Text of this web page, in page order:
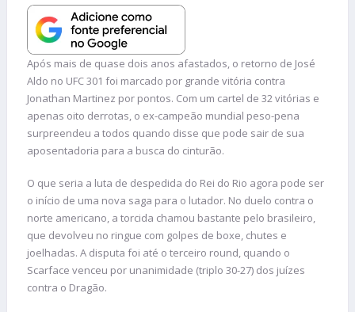
Após mais de quase dois anos afastados, o retorno de José
Aldo no UFC 301 foi marcado por grande vitória contra
Jonathan Martinez por pontos. Com um cartel de 32 vitórias e
apenas oito derrotas, o ex-campeão mundial peso-pena
surpreendeu a todos quando disse que pode sair de sua
aposentadoria para a busca do cinturão.
O que seria a luta de despedida do Rei do Rio agora pode ser
o início de uma nova saga para o lutador. No duelo contra o
norte americano, a torcida chamou bastante pelo brasileiro,
que devolveu no ringue com golpes de boxe, chutes e
joelhadas. A disputa foi até o terceiro round, quando o
Scarface venceu por unanimidade (triplo 30-27) dos juízes
contra o Dragão.